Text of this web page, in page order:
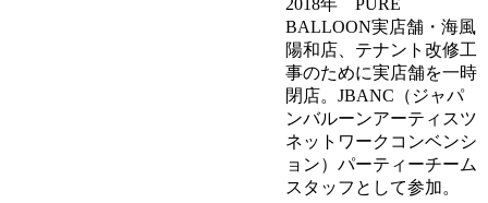
2018年 PURE
BALLOON実店舗・海風
陽和店、テナント改修工
事のために実店舗を一時
閉店。JBANC（ジャパ
ンバルーンアーティスツ
ネットワークコンベンシ
ョン）パーティーチーム
スタッフとして参加。